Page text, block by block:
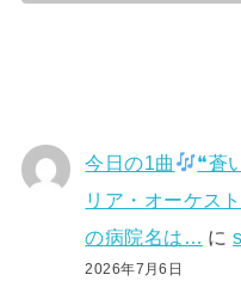
今日の1曲 ❝蒼
リア・オーケス
の病院名は… に
2026年7月6日